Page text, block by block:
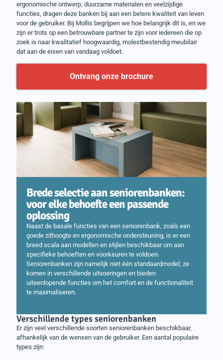
ergonomische ontwerp, duurzame materialen en veelzijdige
functies, dragen deze banken bij aan een betere kwaliteit van leven
voor de gebruiker. Bij Mollis begrijpen we hoe belangrijk dit is, en we
zijn er trots op een betrouwbare partner te zijn voor iedereen die op
zoek is naar kwalitatief hoogwaardig, molestbestendig meubilair
dat aan de eisen van vandaag voldoet.
Ontvang onze brochure
Brede selectie aan seniorenbanken:
voor elke behoefte een passende
oplossing
Naast de basale functies van een seniorenbank, zoals een
goede zithoogte en ergonomische ondersteuning, is er een
breed scala aan modellen en stijlen beschikbaar om aan
specifieke behoeften en voorkeuren te voldoen.
Seniorenbanken zijn namelijk niet één standaardmodel; ze
komen in verschillende uitvoeringen en bieden
uiteenlopende functies om het comfort en de functionaliteit
te maximaliseren.
Verschillende types seniorenbanken
Er zijn veel verschillende soorten seniorenbanken beschikbaar,
afhankelijk van de wensen van de gebruiker. Een aantal populaire
types zijn: